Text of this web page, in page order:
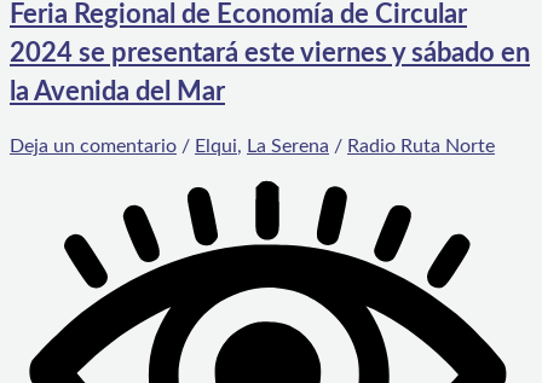
Feria Regional de Economía de Circular
2024 se presentará este viernes y sábado en
la Avenida del Mar
Deja un comentario / Elqui, La Serena / Radio Ruta Norte